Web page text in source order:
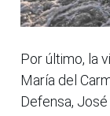
Por último, la
María del
Defensa,